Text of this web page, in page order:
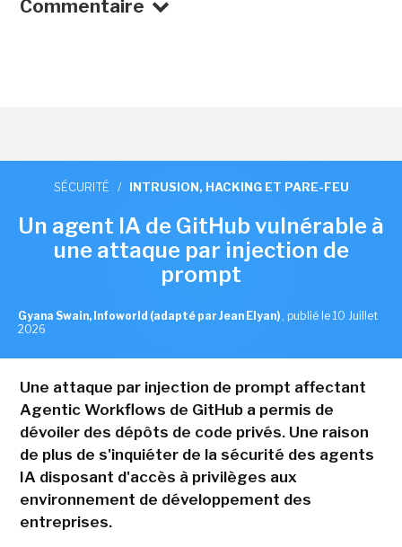
Commentaire
SÉCURITÉ / INTRUSION, HACKING ET PARE-FEU
Un agent IA de GitHub vulnérable à
une attaque par injection de
prompt
Gyana Swain, Infoworld (adapté par Jean Elyan) , publié le 10 Juillet
2026
Une attaque par injection de prompt affectant
Agentic Workflows de GitHub a permis de
dévoiler des dépôts de code privés. Une raison
de plus de s'inquiéter de la sécurité des agents
IA disposant d'accès à privilèges aux
environnement de développement des
entreprises.